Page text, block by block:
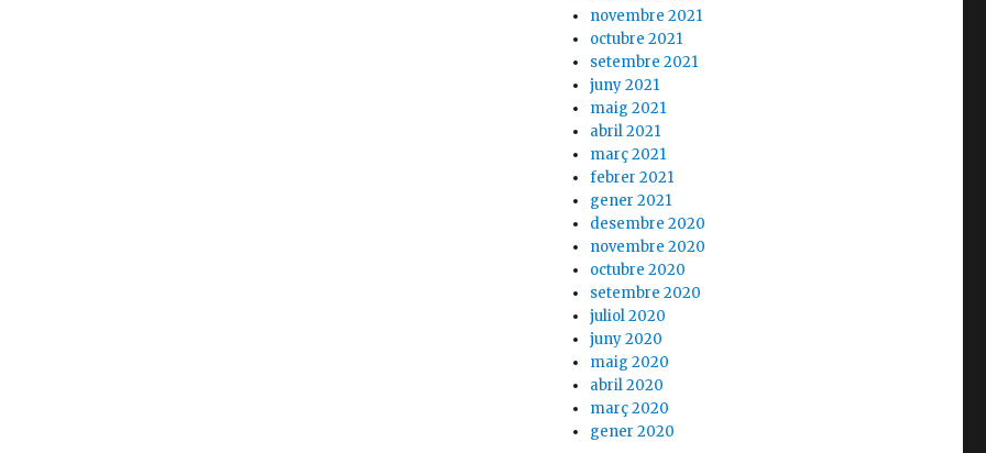
novembre 2021
octubre 2021
setembre 2021
juny 2021
maig 2021
abril 2021
març 2021
febrer 2021
gener 2021
desembre 2020
novembre 2020
octubre 2020
setembre 2020
juliol 2020
juny 2020
maig 2020
abril 2020
març 2020
gener 2020